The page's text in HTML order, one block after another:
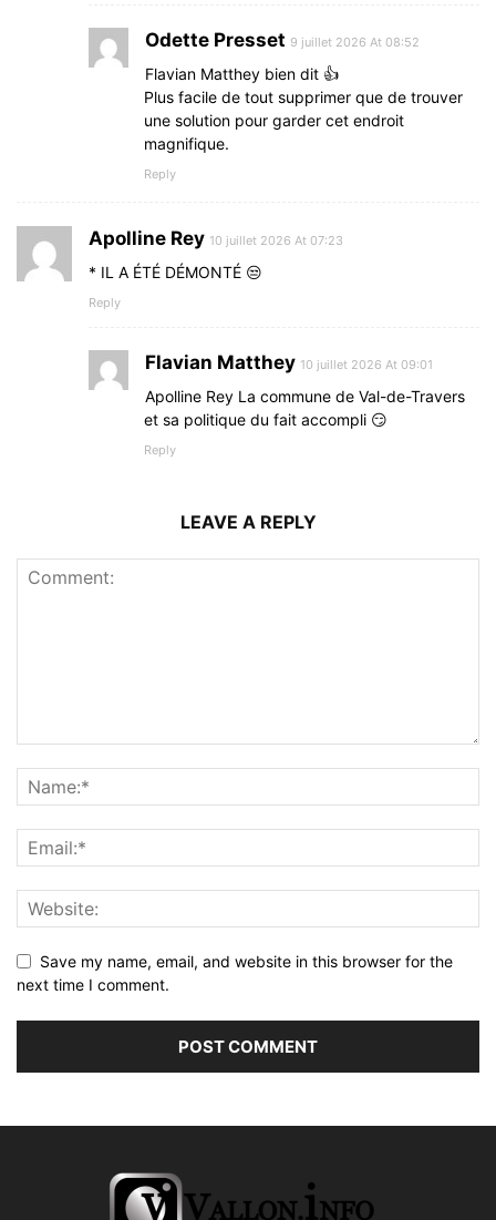
Odette Presset 9 juillet 2026 At 08:52
Flavian Matthey bien dit 👍
Plus facile de tout supprimer que de trouver
une solution pour garder cet endroit
magnifique.
Reply
Apolline Rey 10 juillet 2026 At 07:23
* IL A ÉTÉ DÉMONTÉ 😒
Reply
Flavian Matthey 10 juillet 2026 At 09:01
Apolline Rey La commune de Val-de-Travers
et sa politique du fait accompli 😏
Reply
LEAVE A REPLY
Save my name, email, and website in this browser for the
next time I comment.